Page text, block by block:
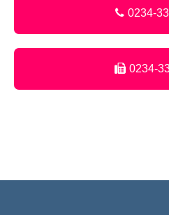
0234-
0234-